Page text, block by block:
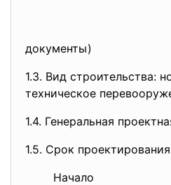
документы)
1.3. Вид строительства:
техническое
1.4. Генеральная
1.5. Срок
Начало